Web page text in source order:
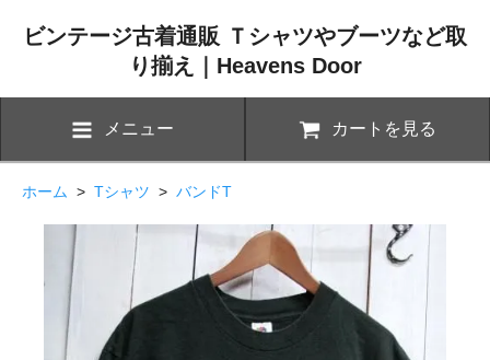
ビンテージ古着通販 Ｔシャツやブーツなど取
り揃え｜Heavens Door
メニュー カートを見る
ホーム > Tシャツ > バンドT